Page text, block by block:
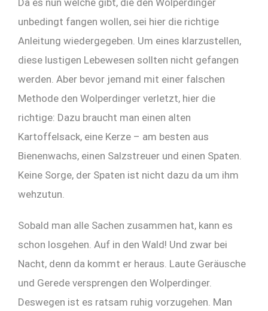
Da es nun welche gibt, die den Wolperdinger
unbedingt fangen wollen, sei hier die richtige
Anleitung wiedergegeben. Um eines klarzustellen,
diese lustigen Lebewesen sollten nicht gefangen
werden. Aber bevor jemand mit einer falschen
Methode den Wolperdinger verletzt, hier die
richtige: Dazu braucht man einen alten
Kartoffelsack, eine Kerze – am besten aus
Bienenwachs, einen Salzstreuer und einen Spaten.
Keine Sorge, der Spaten ist nicht dazu da um ihm
wehzutun.
Sobald man alle Sachen zusammen hat, kann es
schon losgehen. Auf in den Wald! Und zwar bei
Nacht, denn da kommt er heraus. Laute Geräusche
und Gerede versprengen den Wolperdinger.
Deswegen ist es ratsam ruhig vorzugehen. Man